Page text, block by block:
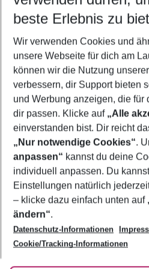
5-8
2 Erwachsene Keine Kinder
Mehr Filter
Footer
Footer navigation
Über uns
AGB
Bestpreisgarantie
Cookie-Einstellungen ändern
Cookie-Richtlinie
Agenturbetreuung
Barrierefreies Reisen
Folge uns
beste Erlebnis zu
Wir verwenden Cookies und
unsere Webseite für dich am
können wir die Nutzung
verbessern, dir Support bieten
und Werbung anzeigen, die für
dir passen. Klicke auf „Alle
einverstanden bist. Dir reicht
„Nur notwendige Cookies“.
anpassen“ kannst du deine
individuell anpassen. Du
Einstellungen natürlich
– klicke dazu einfach unten auf
ändern“.
Datenschutz-Informationen
Cookie/Tracking-Informationen